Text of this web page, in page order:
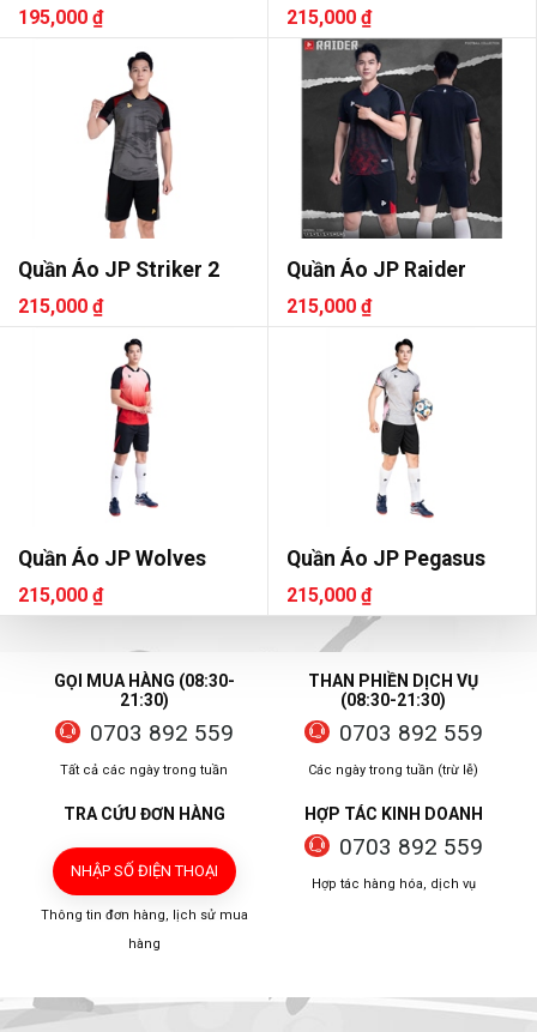
195,000 ₫ 215,000 ₫
Quần Áo JP Striker 2
215,000 ₫
Quần Áo JP Raider
215,000 ₫
Quần Áo JP Wolves
215,000 ₫
Quần Áo JP Pegasus
215,000 ₫
GỌI MUA HÀNG (08:30-
21:30)
0703 892 559
Tất cả các ngày trong tuần
THAN PHIỀN DỊCH VỤ
(08:30-21:30)
0703 892 559
Các ngày trong tuần (trừ lễ)
TRA CỨU ĐƠN HÀNG
NHẬP SỐ ĐIỆN THOẠI
Thông tin đơn hàng, lịch sử mua
hàng
HỢP TÁC KINH DOANH
0703 892 559
Hợp tác hàng hóa, dịch vụ